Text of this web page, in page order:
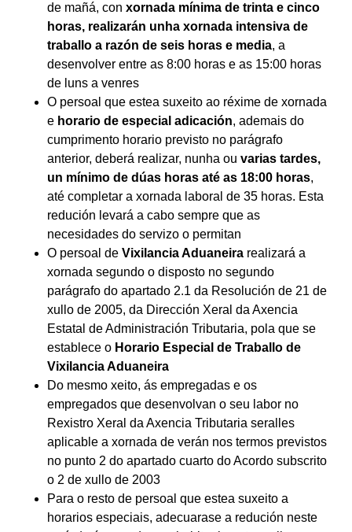
de mañá, con xornada mínima de trinta e cinco
horas, realizarán unha xornada intensiva de
traballo a razón de seis horas e media, a
desenvolver entre as 8:00 horas e as 15:00 horas
de luns a venres
O persoal que estea suxeito ao réxime de xornada
e horario de especial adicación, ademais do
cumprimento horario previsto no parágrafo
anterior, deberá realizar, nunha ou varias tardes,
un mínimo de dúas horas até as 18:00 horas,
até completar a xornada laboral de 35 horas. Esta
redución levará a cabo sempre que as
necesidades do servizo o permitan
O persoal de Vixilancia Aduaneira realizará a
xornada segundo o disposto no segundo
parágrafo do apartado 2.1 da Resolución de 21 de
xullo de 2005, da Dirección Xeral da Axencia
Estatal de Administración Tributaria, pola que se
establece o Horario Especial de Traballo de
Vixilancia Aduaneira
Do mesmo xeito, ás empregadas e os
empregados que desenvolvan o seu labor no
Rexistro Xeral da Axencia Tributaria seralles
aplicable a xornada de verán nos termos previstos
no punto 2 do apartado cuarto do Acordo subscrito
o 2 de xullo de 2003
Para o resto de persoal que estea suxeito a
horarios especiais, adecuarase a redución neste